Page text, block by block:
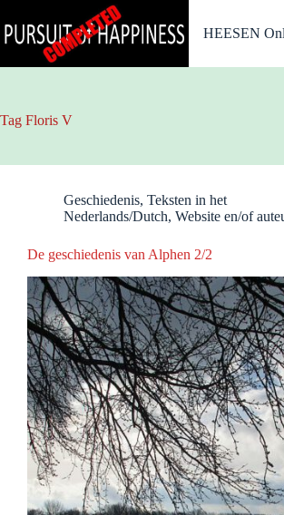
naar
de
HEESEN
Tag Floris V
Geschiedenis, Teksten in het
Nederlands/Dutch, Website en/of
De geschiedenis van Alphen 2/2